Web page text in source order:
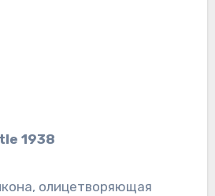
1938
олицетворяющая